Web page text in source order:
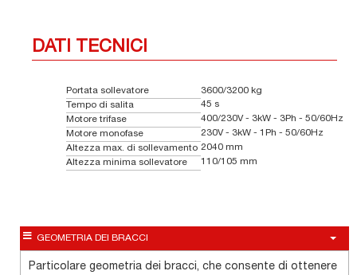
DATI TECNICI
Portata sollevatore
3600/3200 kg
Tempo di salita
45 s
Motore trifase
400/230V - 3kW - 3Ph - 50/60Hz
Motore monofase
230V - 3kW - 1Ph - 50/60Hz
Altezza max. di sollevamento 2040 mm
Altezza minima sollevatore
110/105 mm
GEOMETRIA DEI BRACCI
Particolare geometria dei bracci, che consente di ottenere